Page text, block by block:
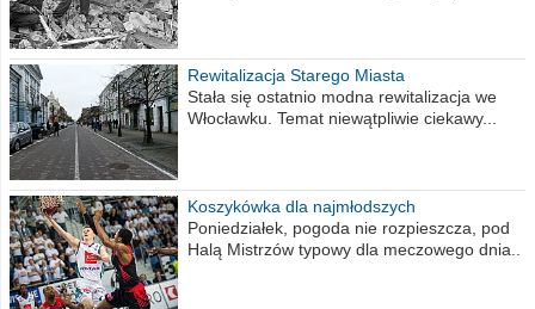
Rewitalizacja Starego Miasta
Stała się ostatnio modna rewitalizacja we
Włocławku. Temat niewątpliwie ciekawy...
Koszykówka dla najmłodszych
Poniedziałek, pogoda nie rozpieszcza, pod
Halą Mistrzów typowy dla meczowego dnia..